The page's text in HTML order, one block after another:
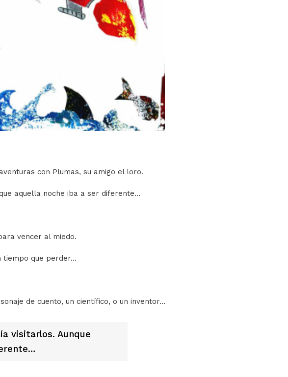
con Plumas, su amigo el loro.
aquella noche iba a ser diferente…
vencer al miedo.
tiempo que perder…
de cuento, un científico, o un inventor…
visitarlos. Aunque